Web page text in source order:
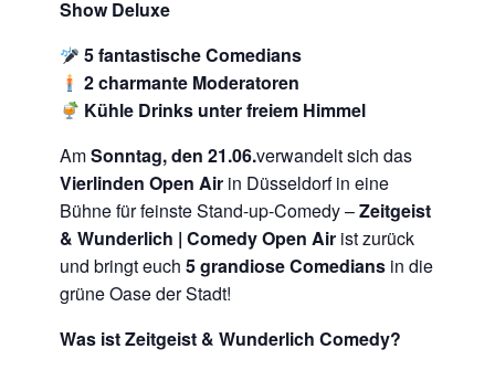
Show Deluxe
5 fantastische Comedians
2 charmante Moderatoren
Kühle Drinks unter freiem Himmel
AmSonntag, den 21.06.verwandelt sich das
Vierlinden Open Air in Düsseldorf in eine
Bühne für feinste Stand-up-Comedy –Zeitgeist
& Wunderlich | Comedy Open Air ist zurück
und bringt euch5 grandiose Comedians in die
grüne Oase der Stadt!
Was ist Zeitgeist & Wunderlich Comedy?